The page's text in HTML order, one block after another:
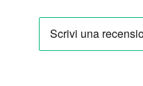
quantità